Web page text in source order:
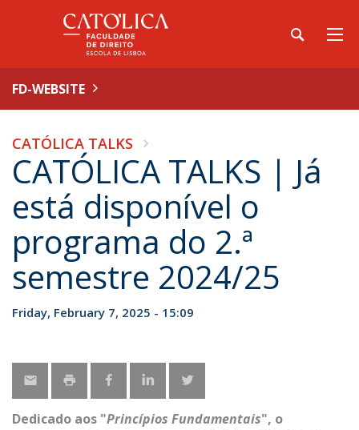
FD-WEBSITE
CATÓLICA TALKS
CATÓLICA TALKS | Já
está disponível o
programa do 2.ª
semestre 2024/25
Friday, February 7, 2025 - 15:09
Dedicado aos "Princípios Fundamentais", o